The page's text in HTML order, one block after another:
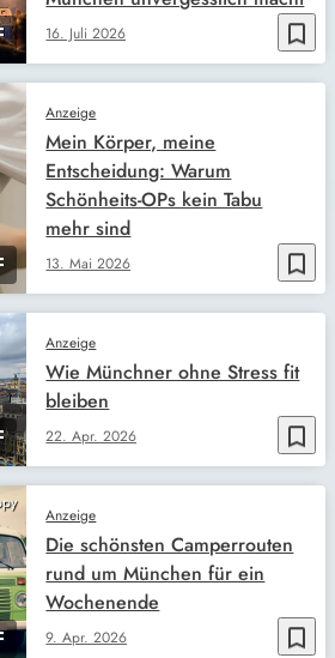
bookmark_border
16. Juli 2026
bookmark_border
Anzeige
13. Mai 2026
Mein Körper, meine
Entscheidung: Warum
Schönheits-OPs kein Tabu
mehr sind
bookmark_border
Anzeige
22. Apr. 2026
Wie Münchner ohne Stress fit
bleiben
bookmark_border
Anzeige
9. Apr. 2026
Die schönsten Camperrouten
rund um München für ein
Wochenende